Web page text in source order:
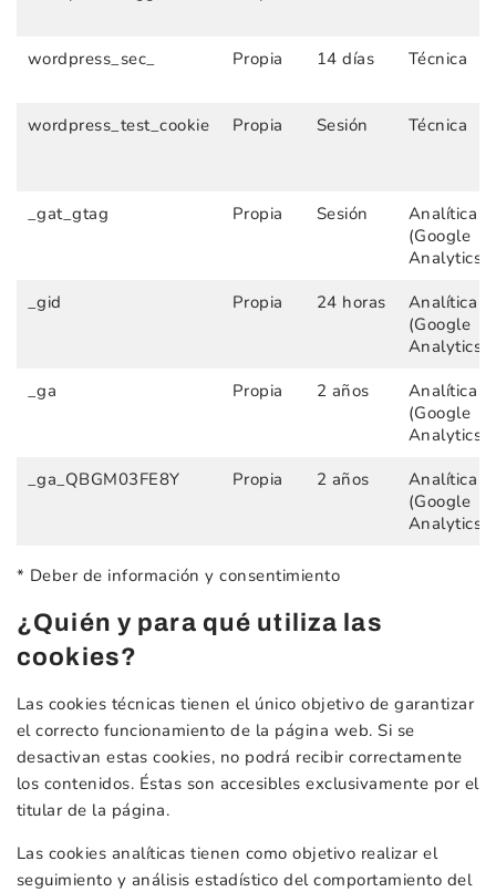
wordpress_sec_ Propia 14 días Técnica
wordpress_test_cookie Propia Sesión Técnica
_gat_gtag Propia Sesión
Analítica
(Google
Analytics)
_gid
Propia 24 horas
Analítica
(Google
Analytics)
_ga
Propia 2 años
Analítica
(Google
Analytics)
_ga_QBGM03FE8Y
Propia 2 años
Analítica
(Google
Analytics)
* Deber de información y consentimiento
¿Quién y para qué utiliza las
cookies?
Las cookies técnicas tienen el único objetivo de garantizar
el correcto funcionamiento de la página web. Si se
desactivan estas cookies, no podrá recibir correctamente
los contenidos. Éstas son accesibles exclusivamente por el
titular de la página.
Las cookies analíticas tienen como objetivo realizar el
seguimiento y análisis estadístico del comportamiento del